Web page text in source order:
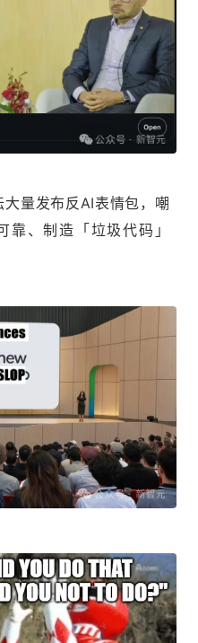
量发布反AI表情包，嘲
、制造「垃圾代码」